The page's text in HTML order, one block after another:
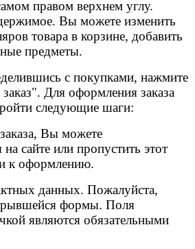
правом верхнем углу.
Вы можете изменить
товара в корзине, добавить
предметы.
с покупками, нажмите
Для оформления заказа
следующие шаги:
Вы можете
на сайте или пропустить этот
к оформлению.
данных. Пожалуйста,
формы. Поля
являются обязательными